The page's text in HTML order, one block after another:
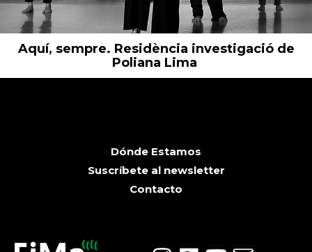
Aquí, sempre. Residència investigació de
Poliana Lima
Dónde Estamos
Suscríbete al newsletter
Contacto